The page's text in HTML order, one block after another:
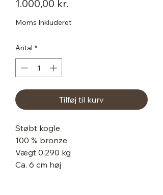
1.000,00 kr.
Moms Inkluderet
Antal *
Tilføj til kurv
Støbt kogle
100 % bronze
Vægt 0,290 kg
Ca. 6 cm høj